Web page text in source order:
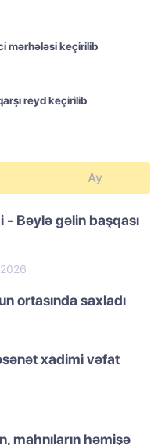
mərhələsi keçirilib
reyd keçirilib
Ay
Bəylə gəlin başqası
ortasında saxladı
xadimi vəfat
mahnıların həmişə